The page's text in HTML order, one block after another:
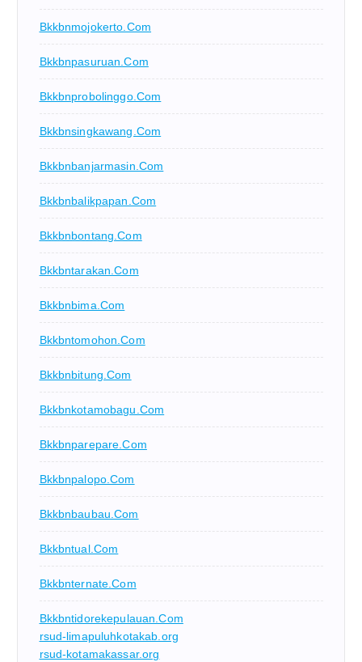
Bkkbnmojokerto.com
Bkkbnpasuruan.com
Bkkbnprobolinggo.com
Bkkbnsingkawang.com
Bkkbnbanjarmasin.com
Bkkbnbalikpapan.com
Bkkbnbontang.com
Bkkbntarakan.com
Bkkbnbima.com
Bkkbntomohon.com
Bkkbnbitung.com
Bkkbnkotamobagu.com
Bkkbnparepare.com
Bkkbnpalopo.com
Bkkbnbaubau.com
Bkkbntual.com
Bkkbnternate.com
Bkkbntidorekepulauan.com
rsud-limapuluhkotakab.org
rsud-kotamakassar.org